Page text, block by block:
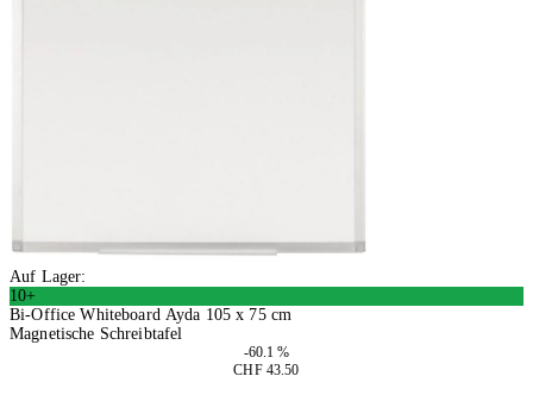
Auf Lager:
10+
Bi-Office Whiteboard Ayda 105 x 75 cm
Magnetische Schreibtafel
-60.1 %
CHF 43.50